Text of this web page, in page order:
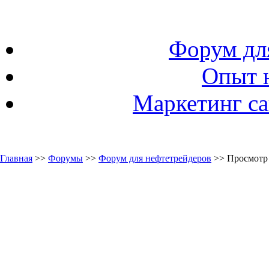
Форум
Опыт
Маркетинг
Главная >> Форумы >> Форум для нефтетрейдеров >>